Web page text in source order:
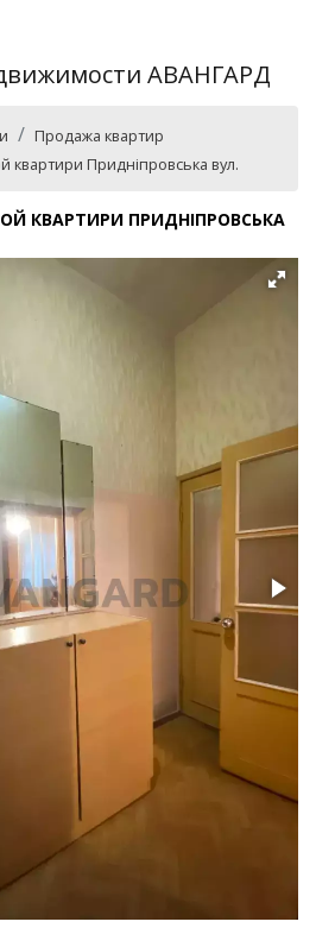
Продажа квартир
квартири Придніпровська вул.
КВАРТИРИ ПРИДНІПРОВСЬКА